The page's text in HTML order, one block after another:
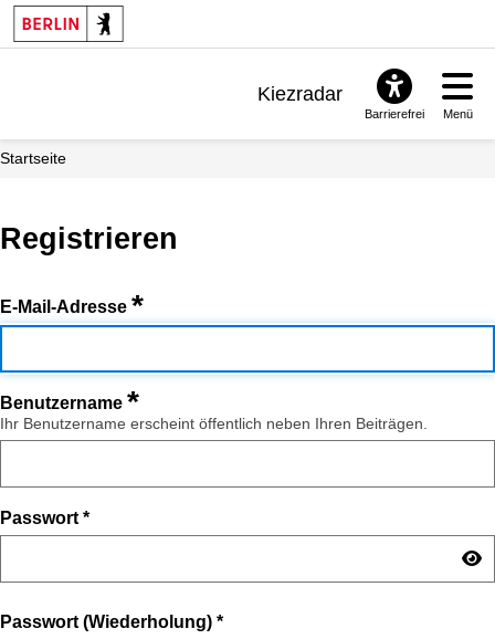
Kiezradar
Barrierefrei Menü
Startseite
Registrieren
E-Mail-Adresse *
Benutzername *
Ihr Benutzername erscheint öffentlich neben Ihren Beiträgen.
Passwort *
Passwort (Wiederholung) *